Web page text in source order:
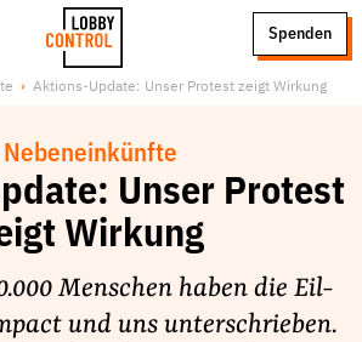
LobbyControl
Spenden
Aktions-Update: Unser Protest zeigt Wirkung
Nebeneinkünfte
Unser Protest
Wirkung
Menschen haben die Eil-
und uns unterschrieben.